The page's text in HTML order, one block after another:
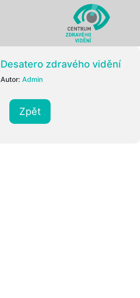
Desatero zdravého vidění
Autor:Admin
Zpět